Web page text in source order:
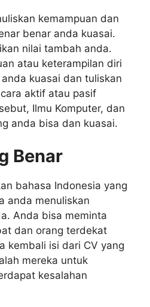
kemampuan dan
benar anda kuasai.
nilai tambah anda.
atau keterampilan diri
kuasai dan tuliskan
aktif atau pasif
Ilmu Komputer, dan
anda bisa dan kuasai.
Benar
bahasa Indonesia yang
anda menuliskan
Anda bisa meminta
dan orang terdekat
kembali isi dari CV yang
mereka untuk
kesalahan